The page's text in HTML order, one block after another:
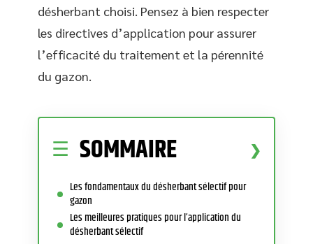
désherbant choisi. Pensez à bien respecter
les directives d’application pour assurer
l’efficacité du traitement et la pérennité
du gazon.
SOMMAIRE
Les fondamentaux du désherbant sélectif pour
gazon
Les meilleures pratiques pour l’application du
désherbant sélectif